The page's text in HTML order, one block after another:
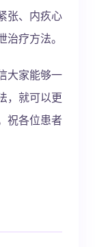
张、内疚心
疗方法。
大家能够一
，就可以更
祝各位患者